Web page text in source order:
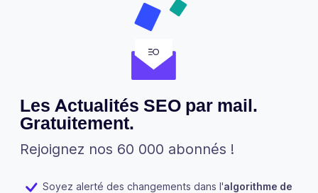
Les Actualités SEO par mail.
Gratuitement.
Rejoignez nos 60 000 abonnés !
Soyez alerté des changements dans l'algorithme de